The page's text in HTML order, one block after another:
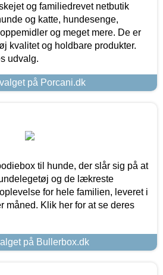
og familiedrevet netbutik
og katte, hundesenge,
og meget mere. De er
kvalitet og holdbare produkter.
udvalg.
på Porcani.dk
til hunde, der slår sig på at
og de lækreste
for hele familien, leveret i
måned. Klik her for at se deres
på Bullerbox.dk